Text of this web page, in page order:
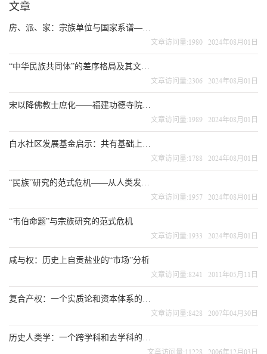
文章
房、派、家：宗族单位与国家系谱——宋代谱牒与华南谱牒个案
文章访问量:1980 2024年08月01日
文章访问量:2306 2024年08月01日
文章访问量:1989 2024年08月01日
文章访问量:1788 2024年08月01日
文章访问量:1957 2024年08月01日
“韦伯命题”与宗族研究的范式危机
文章访问量:1933 2024年08月01日
咸与权：历史上自贡盐业的“市场”分析
文章访问量:8241 2011年05月11日
文章访问量:8428 2007年04月30日
文章访问量:11228 2006年12月03日